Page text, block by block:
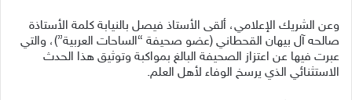
وعن الشريك الإعلامي، ألقى الأستاذ فيصل بالنيابة كلمة الأستاذة
صالحه آل بيهان القحطاني (عضو صحيفة “الساحات العربية”)، والتي
عبرت فيها عن اعتزاز الصحيفة البالغ بمواكبة وتوثيق هذا الحدث
الاستثنائي الذي يرسخ الوفاء لأهل العلم.